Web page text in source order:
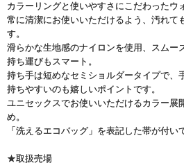
カラーリングと使いやすさにこだわったウ
常に清潔にお使いいただけるよう、汚れて
す。
滑らかな生地感のナイロンを使用、スムー
持ち運びもスマート。
持ち手は短めなセミショルダータイプで、
持ちやすいのも嬉しいポイントです。
ユニセックスでお使いいただけるカラー展
め。
「洗えるエコバッグ」を表記した帯が付い
★取扱売場